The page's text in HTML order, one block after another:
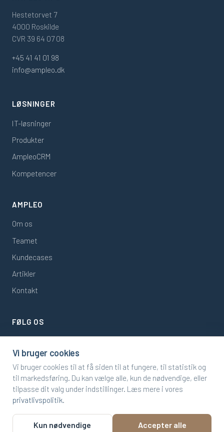
Hestetorvet 7
4000 Roskilde
CVR 39 64 07 08
+45 41 41 01 98
info@ampleo.dk
LØSNINGER
IT-løsninger
Produkter
AmpleoCRM
Kompetencer
AMPLEO
Om os
Teamet
Kundecases
Artikler
Kontakt
FØLG OS
Support Portal
Microsoft
Solutions Partner
Vi bruger cookies
Vi bruger cookies til at få siden til at fungere, til statistik og
til markedsføring. Du kan vælge alle, kun de nødvendige, eller
tilpasse dit valg under indstillinger. Læs mere i vores
privatlivspolitik.
Kun nødvendige Accepter alle